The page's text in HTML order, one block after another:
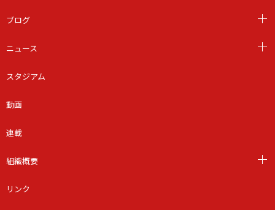
ブログ
ニュース
スタジアム
動画
連載
組織概要
リンク